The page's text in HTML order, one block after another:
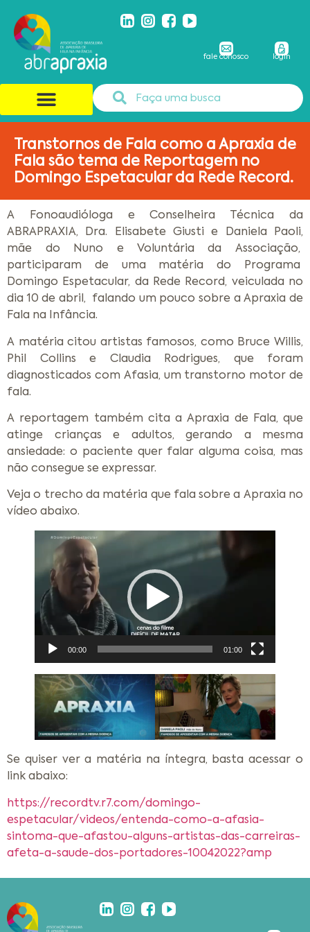
fale conosco login
Transtornos de Fala como a Apraxia de
Fala são tema de Reportagem no
Domingo Espetacular da Rede Record.
A Fonoaudióloga e Conselheira Técnica da
ABRAPRAXIA, Dra. Elisabete Giusti e Daniela Paoli,
mãe do Nuno e Voluntária da Associação,
participaram de uma matéria do Programa
Domingo Espetacular, da Rede Record, veiculada no
dia 10 de abril, falando um pouco sobre a Apraxia de
Fala na Infância.
A matéria citou artistas famosos, como Bruce Willis,
Phil Collins e Claudia Rodrigues, que foram
diagnosticados com Afasia, um transtorno motor de
fala.
A reportagem também cita a Apraxia de Fala, que
atinge crianças e adultos, gerando a mesma
ansiedade: o paciente quer falar alguma coisa, mas
não consegue se expressar.
Veja o trecho da matéria que fala sobre a Apraxia no
vídeo abaixo.
Tocador
vídeo
00:00 01:00
Se quiser ver a matéria na íntegra, basta acessar o
link abaixo:
https://recordtv.r7.com/domingo-
espetacular/videos/entenda-como-a-afasia-
sintoma-que-afastou-alguns-artistas-das-carreiras-
afeta-a-saude-dos-portadores-10042022?amp